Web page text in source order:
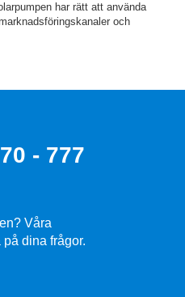
har rätt att använda
och
- 777
Våra
dina frågor.